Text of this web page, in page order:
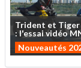
Trident et Tiger
: l'essaividéo
Nouveautés